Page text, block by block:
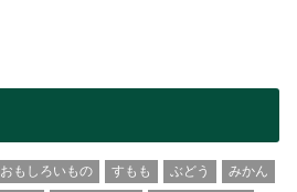
おもしろいもの すもも ぶどう
みかん